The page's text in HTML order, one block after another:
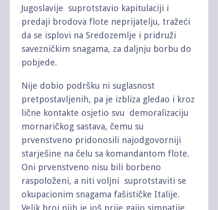
Jugoslavije suprotstavio kapitulaciji i
predaji brodova flote neprijatelju, tražeći
da se isplovi na Sredozemlje i pridruži
savezničkim snagama, za daljnju borbu do
pobjede.
Nije dobio podršku ni suglasnost
pretpostavljenih, pa je izbliza gledao i kroz
lične kontakte osjetio svu demoralizaciju
mornaričkog sastava, čemu su
prvenstveno pridonosili najodgovorniji
starješine na čelu sa komandantom flote.
Oni prvenstveno nisu bili borbeno
raspoloženi, a niti voljni suprotstaviti se
okupacionim snagama fašističke Italije.
Velik broj njih je još prije gajio simpatije